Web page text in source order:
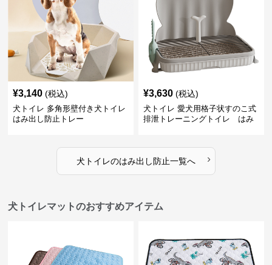
¥3,140 (税込)
犬トイレ 多角形壁付き犬トイレ
はみ出し防止トレー
¥3,630 (税込)
犬トイレ 愛犬用格子状すのこ式
排泄トレーニングトイレ はみ
犬トイレのはみ出し防止一覧へ ›
犬トイレマットのおすすめアイテム